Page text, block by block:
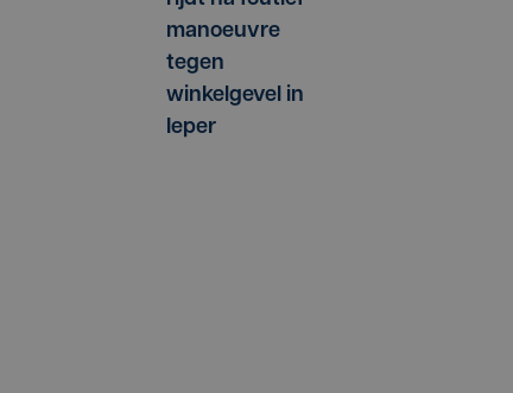
manoeuvre
tegen
winkelgevel in
Ieper